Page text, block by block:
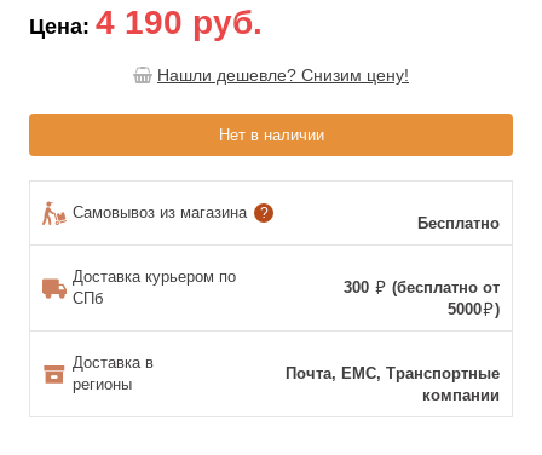
Цена: 4 190 руб.
Нашли дешевле? Снизим цену!
Нет в наличии
Самовывоз из магазина ?
Бесплатно
Доставка курьером по
СПб
300
(бесплатно от
5000
)
Доставка в
регионы
Почта, ЕМС, Транспортные
компании